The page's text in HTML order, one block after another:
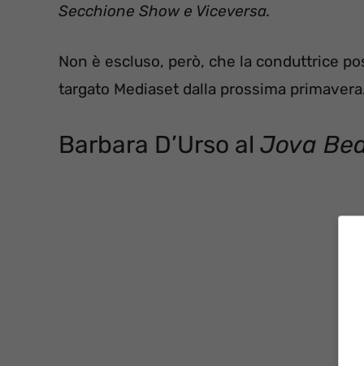
Secchione Show e Viceversa.
Non è escluso, però, che la conduttrice
targato Mediaset dalla prossima
Barbara D’Urso al Jova